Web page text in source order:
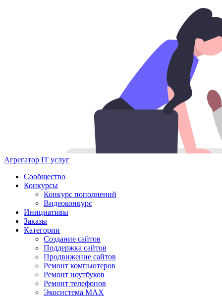
Агрегатор IT услуг
Сообщество
Конкурсы
Конкурс пополнений
Видеоконкурс
Инициативы
Заказы
Категории
Создание сайтов
Поддержка сайтов
Продвижение сайтов
Ремонт компьютеров
Ремонт ноутбуков
Ремонт телефонов
Экосистема MAX